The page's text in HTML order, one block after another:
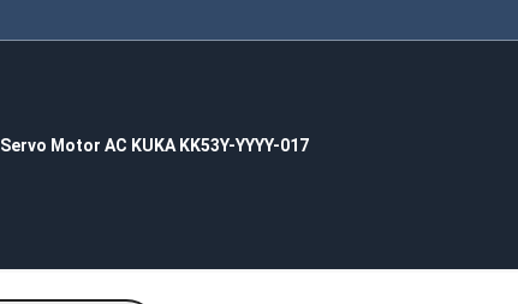
Servo Motor AC KUKA KK53Y-YYYY-017